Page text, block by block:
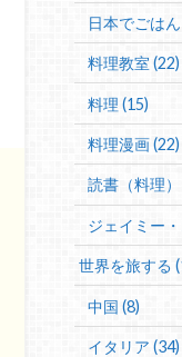
日本でごは
料理教室 (22)
料理 (15)
料理漫画 (22)
読書（料理
ジェイミー
世界を旅する
中国 (8)
イタリア (34)